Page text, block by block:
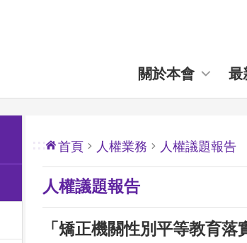
關於本會 最
::: 首頁 人權業務 人權議題報告
人權議題報告
「矯正機關性別平等教育落